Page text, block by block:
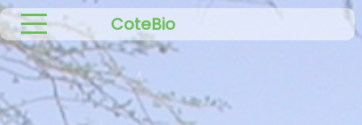
CoteBio